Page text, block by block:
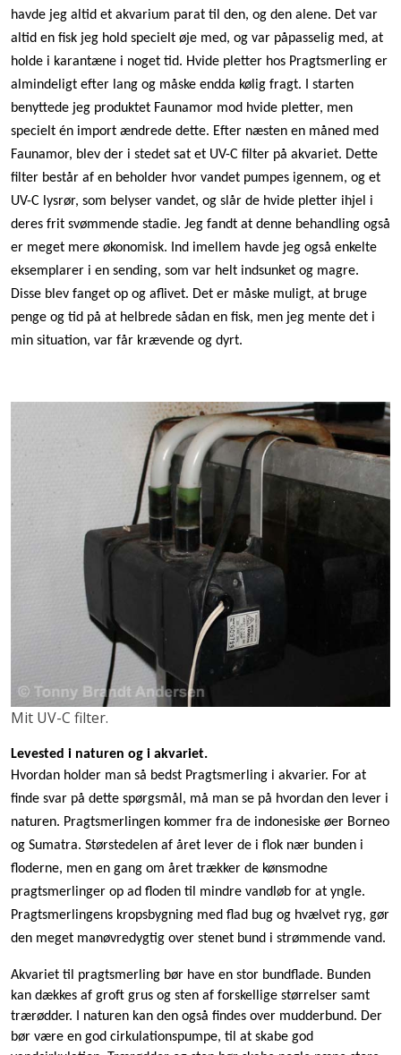
havde jeg altid et akvarium parat til den, og den alene. Det var
altid en fisk jeg hold specielt øje med, og var påpasselig med, at
holde i karantæne i noget tid. Hvide pletter hos Pragtsmerling er
almindeligt efter lang og måske endda kølig fragt. I starten
benyttede jeg produktet Faunamor mod hvide pletter, men
specielt én import ændrede dette. Efter næsten en måned med
Faunamor, blev der i stedet sat et UV-C filter på akvariet. Dette
filter består af en beholder hvor vandet pumpes igennem, og et
UV-C lysrør, som belyser vandet, og slår de hvide pletter ihjel i
deres frit svømmende stadie. Jeg fandt at denne behandling også
er meget mere økonomisk. Ind imellem havde jeg også enkelte
eksemplarer i en sending, som var helt indsunket og magre.
Disse blev fanget op og aflivet. Det er måske muligt, at bruge
penge og tid på at helbrede sådan en fisk, men jeg mente det i
min situation, var får krævende og dyrt.
Mit UV-C filter.
Levested i naturen og i akvariet.
Hvordan holder man så bedst Pragtsmerling i akvarier. For at
finde svar på dette spørgsmål, må man se på hvordan den lever i
naturen. Pragtsmerlingen kommer fra de indonesiske øer Borneo
og Sumatra. Størstedelen af året lever de i flok nær bunden i
floderne, men en gang om året trækker de kønsmodne
pragtsmerlinger op ad floden til mindre vandløb for at yngle.
Pragtsmerlingens kropsbygning med flad bug og hvælvet ryg, gør
den meget manøvredygtig over stenet bund i strømmende vand.
Akvariet til pragtsmerling bør have en stor bundflade. Bunden
kan dækkes af groft grus og sten af forskellige størrelser samt
trærødder. I naturen kan den også findes over mudderbund. Der
bør være en god cirkulationspumpe, til at skabe god